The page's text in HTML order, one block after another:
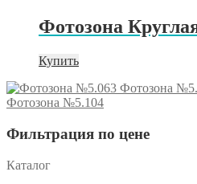
Фотозона
Купить
Фотозона
Фотозона №5.104
Фильтрация по цене
Каталог